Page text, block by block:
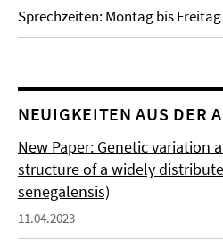
Sprechzeiten: Montag bis Freitag
NEUIGKEITEN AUS DER
New Paper: Genetic variation
structure of a widely
senegalensis)
11.04.2023